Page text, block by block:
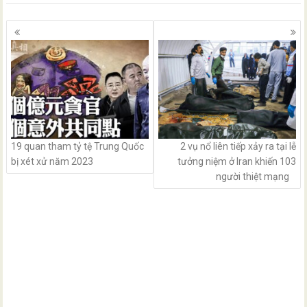
Posts
navigation
19 quan tham tỷ tệ Trung Quốc
bị xét xử năm 2023
2 vụ nổ liên tiếp xảy ra tại lễ
tưởng niệm ở Iran khiến 103
người thiệt mạng